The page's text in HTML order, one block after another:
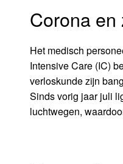
Corona
Het medisch
Intensive Care (IC)
verloskunde zijn
Sinds vorig jaar juli
luchtwegen,